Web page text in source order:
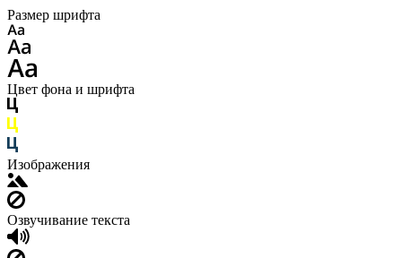
Размер шрифта
Цвет фона и шрифта
Изображения
Озвучивание текста